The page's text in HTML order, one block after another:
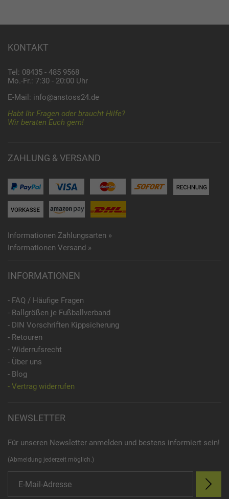
KONTAKT
Tel: 08435 - 485 9568
Mo.-Fr.: 7:30 - 20:00 Uhr
E-Mail: info@anstoss24.de
Habt Ihr Fragen oder braucht Hilfe?
Wir beraten Euch gern!
ZAHLUNG & VERSAND
Informationen Zahlungsarten »
Informationen Versand »
INFORMATIONEN
- FAQ / Häufige Fragen
- Ballgrößen je Fußballverband
- DIN Vorschriften Kippsicherung
- Retouren
- Widerrufsrecht
- Über uns
- Blog
- Vertrag widerrufen
NEWSLETTER
Für unseren Newsletter anmelden und bestens informiert sein!
(Abmeldung jederzeit möglich.)